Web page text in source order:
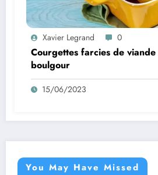
Xavier Legrand 0
Courgettes farcies de
boulgour
15/06/2023
You May Have Missed